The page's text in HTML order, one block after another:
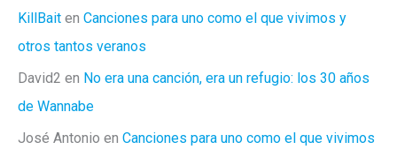
KillBait en Canciones para uno como el que vivimos y
otros tantos veranos
David2 en No era una canción, era un refugio: los 30 años
de Wannabe
José Antonio en Canciones para uno como el que vivimos